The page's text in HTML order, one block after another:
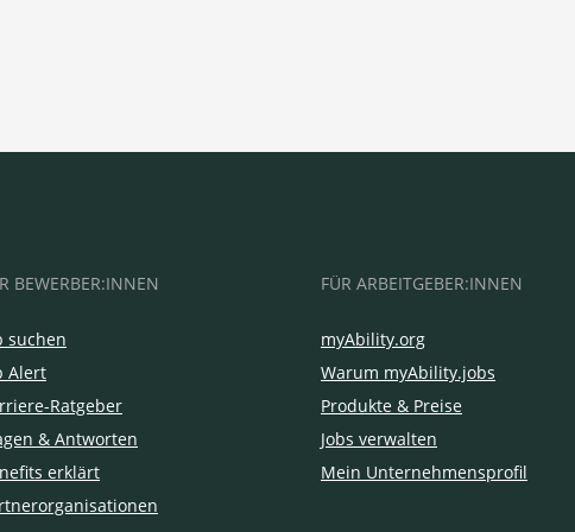
BEWERBER:INNEN
suchen
Alert
Ratgeber
& Antworten
erklärt
FÜR ARBEITGEBER:INNEN
myAbility.org
Warum myAbility.jobs
Produkte & Preise
Jobs verwalten
Mein Unternehmensprofil